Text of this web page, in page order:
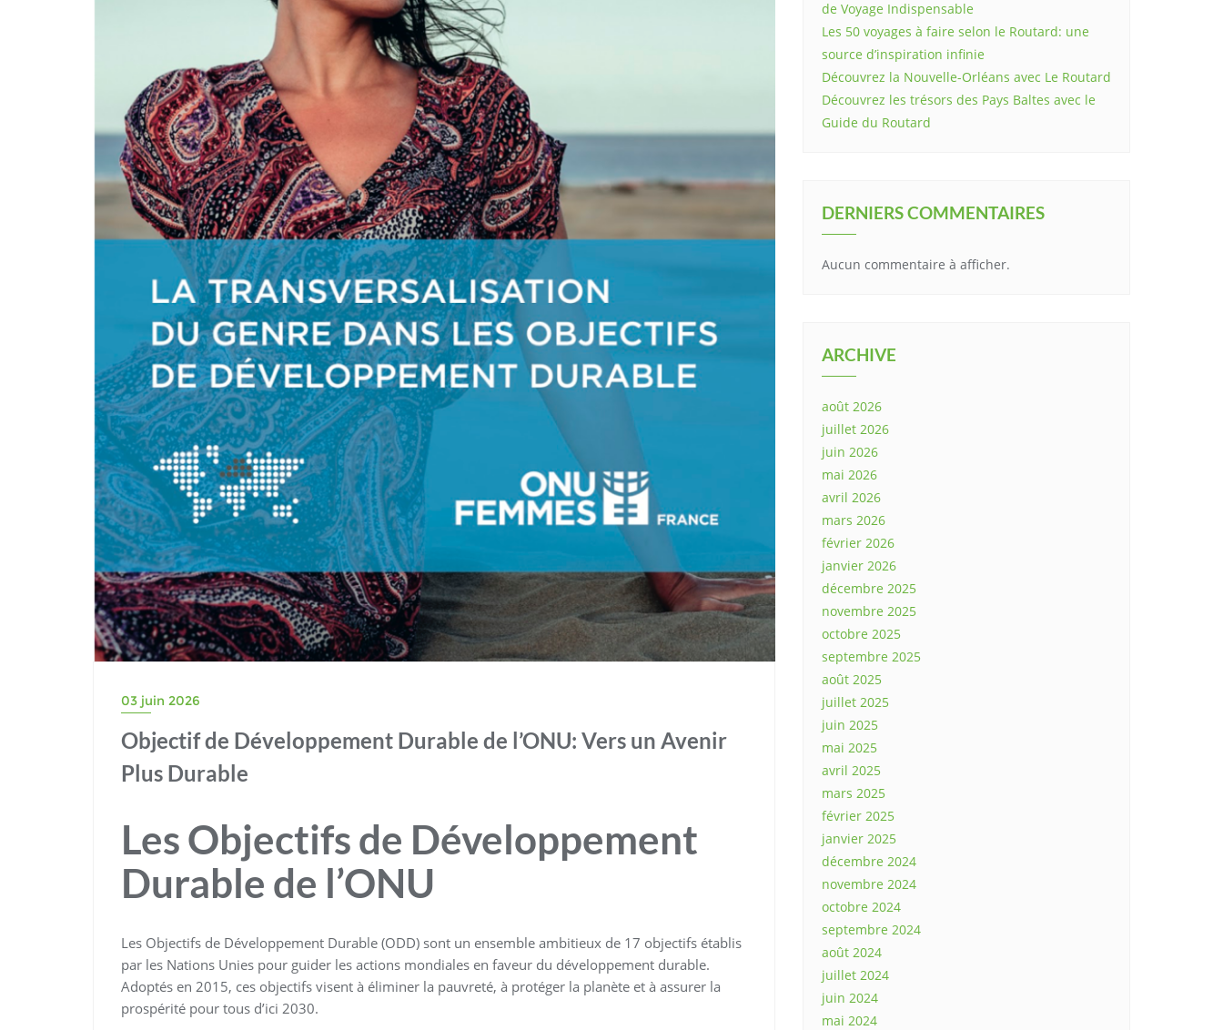
03 juin 2026
Objectif de Développement Durable de l’ONU: Vers un Avenir
Plus Durable
Les Objectifs de Développement
Durable de l’ONU
Les Objectifs de Développement Durable (ODD) sont un ensemble ambitieux de 17 objectifs établis
par les Nations Unies pour guider les actions mondiales en faveur du développement durable.
Adoptés en 2015, ces objectifs visent à éliminer la pauvreté, à protéger la planète et à assurer la
prospérité pour tous d’ici 2030.
de Voyage Indispensable
Les 50 voyages à faire selon le Routard: une
source d’inspiration infinie
Découvrez la Nouvelle-Orléans avec Le Routard
Découvrez les trésors des Pays Baltes avec le
Guide du Routard
DERNIERS COMMENTAIRES
Aucun commentaire à afficher.
ARCHIVE
août 2026
juillet 2026
juin 2026
mai 2026
avril 2026
mars 2026
février 2026
janvier 2026
décembre 2025
novembre 2025
octobre 2025
septembre 2025
août 2025
juillet 2025
juin 2025
mai 2025
avril 2025
mars 2025
février 2025
janvier 2025
décembre 2024
novembre 2024
octobre 2024
septembre 2024
août 2024
juillet 2024
juin 2024
mai 2024